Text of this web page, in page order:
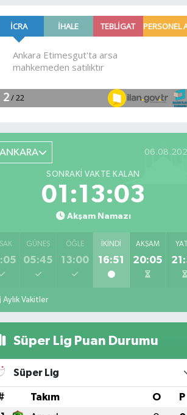
daha zam
geldi!
Utku
Çankaya
ANKARA
SONRAKI VAKTE KALAN
01:13:02
Akşam Namazı
GÜNEŞ
05:45
ÖĞLE
13:00
İKINDI
16:51
AKŞAM
20:05
Aylık Vakitler
Süper Lig Puan Durumu
Süper Lig
Takım O P